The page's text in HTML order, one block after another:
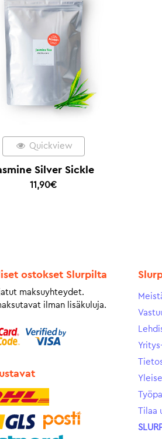
Quickview
Silver Sickle
11,90€
ostokset Slurpilta
maksuyhteydet.
ilman lisäkuluja.
Tilaa